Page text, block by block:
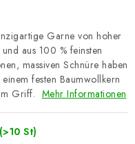
Garne von hoher
aus 100 % feinsten
massiven Schnüre haben
festen Baumwollkern
Griff. Mehr Informationen
(>10 St)